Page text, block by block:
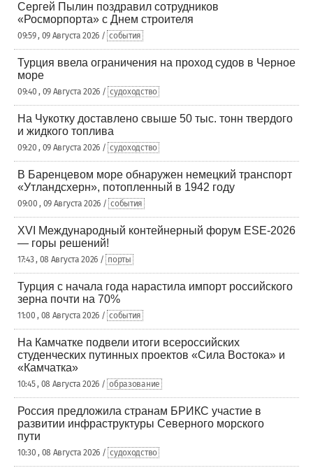
Сергей Пылин поздравил сотрудников
«Росморпорта» с Днем строителя
09:59 , 09 Августа 2026 / события
Турция ввела ограничения на проход судов в Черное
море
09:40 , 09 Августа 2026 / судоходство
На Чукотку доставлено свыше 50 тыс. тонн твердого
и жидкого топлива
09:20 , 09 Августа 2026 / судоходство
В Баренцевом море обнаружен немецкий транспорт
«Утландсхерн», потопленный в 1942 году
09:00 , 09 Августа 2026 / события
XVI Международный контейнерный форум ESE-2026
— горы решений!
17:43 , 08 Августа 2026 / порты
Турция с начала года нарастила импорт российского
зерна почти на 70%
11:00 , 08 Августа 2026 / события
На Камчатке подвели итоги всероссийских
студенческих путинных проектов «Сила Востока» и
«Камчатка»
10:45 , 08 Августа 2026 / образование
Россия предложила странам БРИКС участие в
развитии инфраструктуры Северного морского
пути
10:30 , 08 Августа 2026 / судоходство